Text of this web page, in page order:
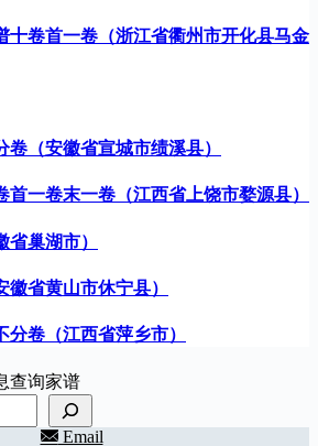
十卷首一卷（浙江省衢州市开化县马金
（安徽省宣城市绩溪县）
一卷末一卷（江西省上饶市婺源县）
巢湖市）
省黄山市休宁县）
卷（江西省萍乡市）
查询家谱
Email